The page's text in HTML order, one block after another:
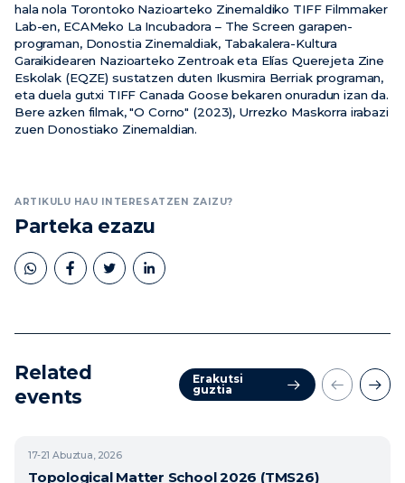
hala nola Torontoko Nazioarteko Zinemaldiko TIFF Filmmaker
Lab-en, ECAMeko La Incubadora – The Screen garapen-
programan, Donostia Zinemaldiak, Tabakalera-Kultura
Garaikidearen Nazioarteko Zentroak eta Elías Querejeta Zine
Eskolak (EQZE) sustatzen duten Ikusmira Berriak programan,
eta duela gutxi TIFF Canada Goose bekaren onuradun izan da.
Bere azken filmak, "O Corno" (2023), Urrezko Maskorra irabazi
zuen Donostiako Zinemaldian.
ARTIKULU HAU INTERESATZEN ZAIZU?
Parteka ezazu
Related
events
Erakutsi
guztia
17-21Abuztua, 2026
Topological Matter School 2026 (TMS26)